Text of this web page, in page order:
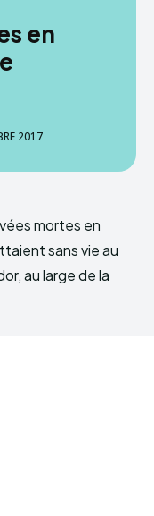
en
2017
mortes en
sans vie au
au large de la